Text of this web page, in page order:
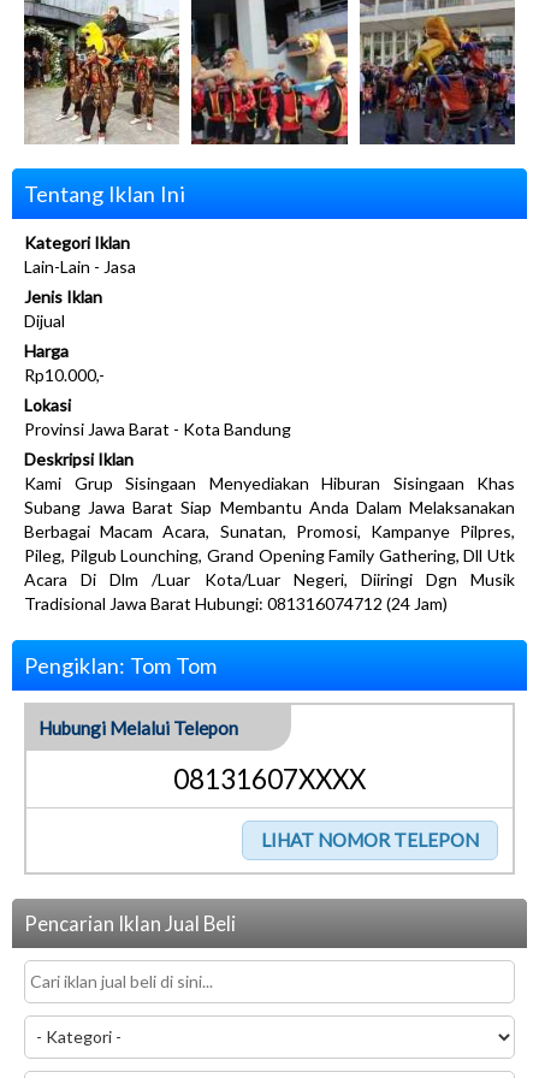
Tentang Iklan Ini
Kategori Iklan
Lain-Lain - Jasa
Jenis Iklan
Dijual
Harga
Rp10.000,-
Lokasi
Provinsi Jawa Barat - Kota Bandung
Deskripsi Iklan
Kami Grup Sisingaan Menyediakan Hiburan Sisingaan Khas
Subang Jawa Barat Siap Membantu Anda Dalam Melaksanakan
Berbagai Macam Acara, Sunatan, Promosi, Kampanye Pilpres,
Pileg, Pilgub Lounching, Grand Opening Family Gathering, Dll Utk
Acara Di Dlm /Luar Kota/Luar Negeri, Diiringi Dgn Musik
Tradisional Jawa Barat Hubungi: 081316074712 (24 Jam)
Pengiklan: Tom Tom
Hubungi Melalui Telepon
08131607XXXX
Pencarian Iklan Jual Beli